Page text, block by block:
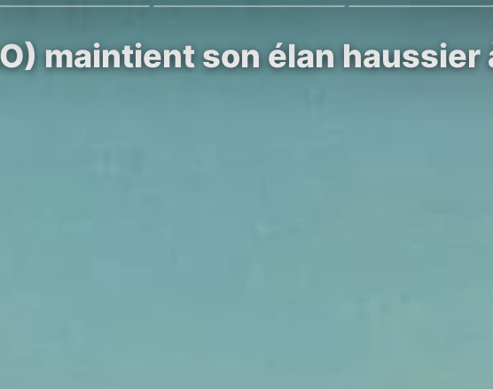
maintient son élan haussier